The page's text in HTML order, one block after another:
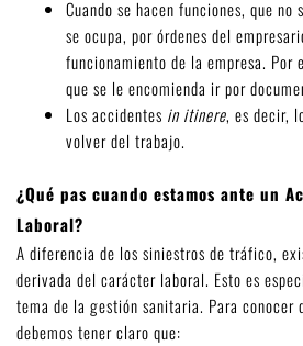
Cuando se hacen funciones, que no
se ocupa, por órdenes del
funcionamiento de la empresa.
que se le encomienda ir por
Los accidentes in itinere, es decir,
volver del trabajo.
¿Qué pas cuando estamos ante un
Laboral?
A diferencia de los siniestros de tráfico,
derivada del carácter laboral. Esto es
tema de la gestión sanitaria. Para conocer
debemos tener claro que: